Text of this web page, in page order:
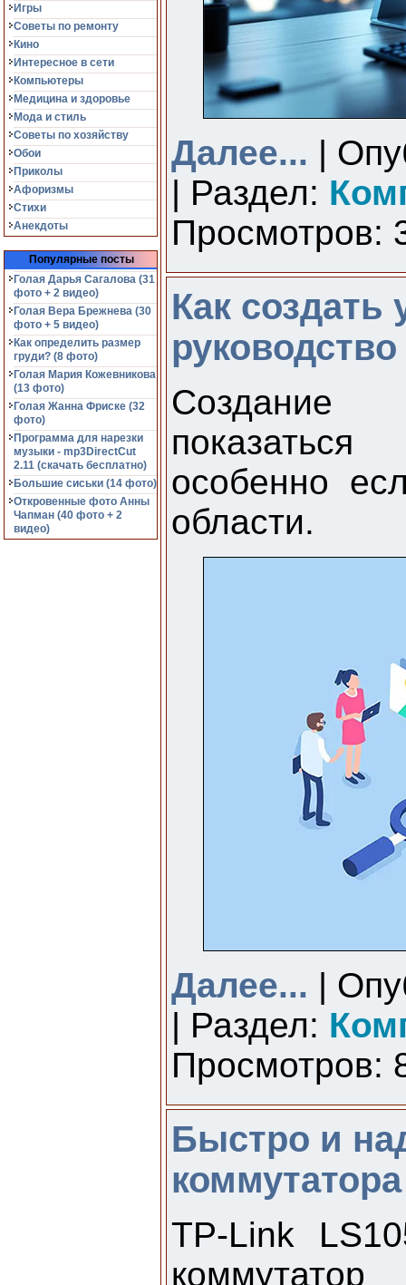
Игры
Советы по ремонту
Кино
Интересное в сети
Компьютеры
Медицина и здоровье
Мода и стиль
Советы по хозяйству
Обои
Приколы
Афоризмы
Стихи
Анекдоты
Популярные посты
Голая Дарья Сагалова (31
фото + 2 видео)
Голая Вера Брежнева (30
фото + 5 видео)
Как определить размер
груди? (8 фото)
Голая Мария Кожевникова
(13 фото)
Голая Жанна Фриске (32
фото)
Программа для нарезки
музыки - mp3DirectCut
2.11 (cкачать бесплатно)
Большие сиськи (14 фото)
Откровенные фото Анны
Чапман (40 фото + 2
видео)
Далее... |
| Раздел:
Просмотров:
Как
Создание
особенно
области.
Далее... |
| Раздел:
Просмотров:
Быстро и
TP-Link